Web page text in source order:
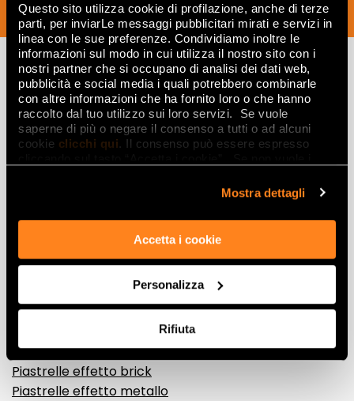
Questo sito utilizza cookie di profilazione, anche di terze
parti, per inviarLe messaggi pubblicitari mirati e servizi in
linea con le sue preferenze. Condividiamo inoltre le
informazioni sul modo in cui utilizza il nostro sito con i
nostri partner che si occupano di analisi dei dati web,
pubblicità e social media i quali potrebbero combinarle
con altre informazioni che ha fornito loro o che hanno
raccolto dal tuo utilizzo sui loro servizi. Se vuole
saperne di più o negare il consenso a tutti o ad alcuni
cookie clicchi qui. Il consenso può essere espresso
Mostra dettagli
Accetta i cookie
Personalizza
Rifiuta
ISCRIVITI ORA
Lasciati
ispirare
da ambienti
Gres porcellanato effetto marmo
Gres porcellanato effetto legno
Gres porcellanato effetto pietra
Gres porcellanato effetto resina e cemento
Piastrelle decorative
Piastrelle effetto brick
Piastrelle effetto metallo